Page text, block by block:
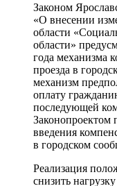
Законом
«О внесении
области
области»
года механизма
проезда в
механизм
оплату
последующей
Законопроектом
введения
в городском
Реализация
снизить